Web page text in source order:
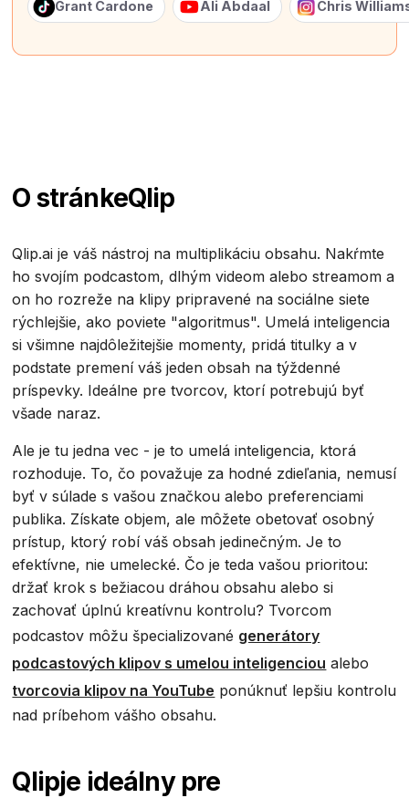
Grant Cardone Ali Abdaal Chris
O stránkeQlip
Qlip.ai je váš nástroj na multiplikáciu obsahu. Nakŕmte
ho svojím podcastom, dlhým videom alebo streamom a
on ho rozreže na klipy pripravené na sociálne siete
rýchlejšie, ako poviete "algoritmus". Umelá inteligencia
si všimne najdôležitejšie momenty, pridá titulky a v
podstate premení váš jeden obsah na týždenné
príspevky. Ideálne pre tvorcov, ktorí potrebujú byť
všade naraz.
Ale je tu jedna vec - je to umelá inteligencia, ktorá
rozhoduje. To, čo považuje za hodné zdieľania, nemusí
byť v súlade s vašou značkou alebo preferenciami
publika. Získate objem, ale môžete obetovať osobný
prístup, ktorý robí váš obsah jedinečným. Je to
efektívne, nie umelecké. Čo je teda vašou prioritou:
držať krok s bežiacou dráhou obsahu alebo si
zachovať úplnú kreatívnu kontrolu? Tvorcom
podcastov môžu špecializované generátory
podcastových klipov s umelou inteligenciou alebo
tvorcovia klipov na YouTube ponúknuť lepšiu kontrolu
nad príbehom vášho obsahu.
Qlipje ideálny pre